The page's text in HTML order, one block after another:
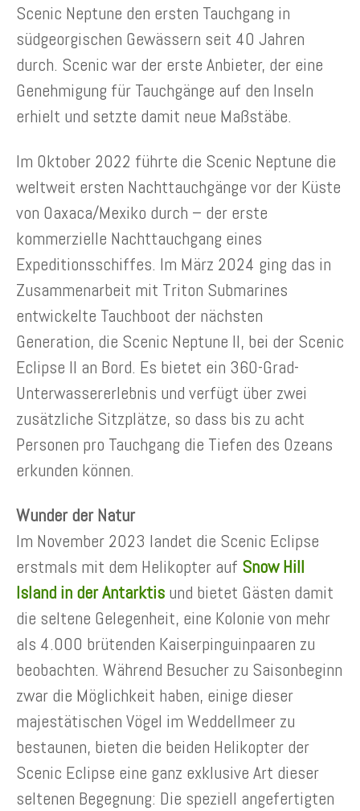
Scenic Neptune den ersten Tauchgang in
südgeorgischen Gewässern seit 40 Jahren
durch. Scenic war der erste Anbieter, der eine
Genehmigung für Tauchgänge auf den Inseln
erhielt und setzte damit neue Maßstäbe.
Im Oktober 2022 führte die Scenic Neptune die
weltweit ersten Nachttauchgänge vor der Küste
von Oaxaca/Mexiko durch – der erste
kommerzielle Nachttauchgang eines
Expeditionsschiffes. Im März 2024 ging das in
Zusammenarbeit mit Triton Submarines
entwickelte Tauchboot der nächsten
Generation, die Scenic Neptune II, bei der Scenic
Eclipse II an Bord. Es bietet ein 360-Grad-
Unterwassererlebnis und verfügt über zwei
zusätzliche Sitzplätze, so dass bis zu acht
Personen pro Tauchgang die Tiefen des Ozeans
erkunden können.
Wunder der Natur
Im November 2023 landet die Scenic Eclipse
erstmals mit dem Helikopter auf Snow Hill
Island in der Antarktis und bietet Gästen damit
die seltene Gelegenheit, eine Kolonie von mehr
als 4.000 brütenden Kaiserpinguinpaaren zu
beobachten. Während Besucher zu Saisonbeginn
zwar die Möglichkeit haben, einige dieser
majestätischen Vögel im Weddellmeer zu
bestaunen, bieten die beiden Helikopter der
Scenic Eclipse eine ganz exklusive Art dieser
seltenen Begegnung: Die speziell angefertigten